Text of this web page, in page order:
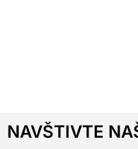
NAVŠTIVTE